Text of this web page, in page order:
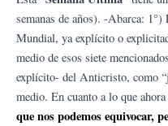
semanas de años). -Abarca:
Mundial, ya explícito o
medio de esos siete
explícito- del Anticristo, como
medio. En cuanto a lo que
que nos podemos equivocar,